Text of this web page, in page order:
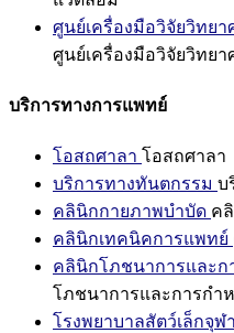
ศูนย์เครื่องมือวิจัยวิทยา
ศูนย์เครื่องมือวิจัยวิทยา
บริการทางการแพทย์
โอสถศาลา โอสถศาลา
บริการทางทันตกรรม บ
คลินิกกายภาพบำบัด ค
คลินิกเทคนิคการแพทย์
คลินิกโภชนาการและก
โภชนาการและการกำ
โรงพยาบาลสัตว์เล็กจุฬ